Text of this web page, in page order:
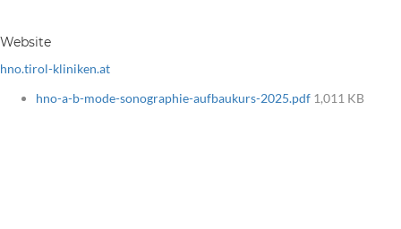
Website
hno.tirol-kliniken.at
hno-a-b-mode-sonographie-aufbaukurs-2025.pdf 1,011 KB